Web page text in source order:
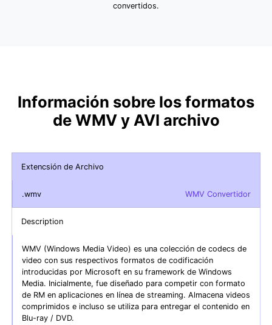
convertidos.
Información sobre los formatos
de WMV y AVI archivo
Extencsión de Archivo
.wmv WMV Convertidor
Description
WMV (Windows Media Video) es una colección de codecs de
video con sus respectivos formatos de codificación
introducidas por Microsoft en su framework de Windows
Media. Inicialmente, fue diseñado para competir con formato
de RM en aplicaciones en línea de streaming. Almacena videos
comprimidos e incluso se utiliza para entregar el contenido en
Blu-ray / DVD.